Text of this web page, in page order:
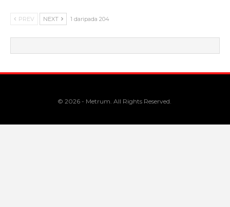
PREV NEXT 1 daripada 204
© 2026 - Metrum. All Rights Reserved.